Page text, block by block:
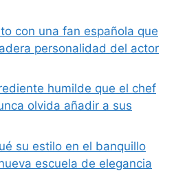
con una fan española que
personalidad del actor
humilde que el chef
olvida añadir a sus
su estilo en el banquillo
escuela de elegancia